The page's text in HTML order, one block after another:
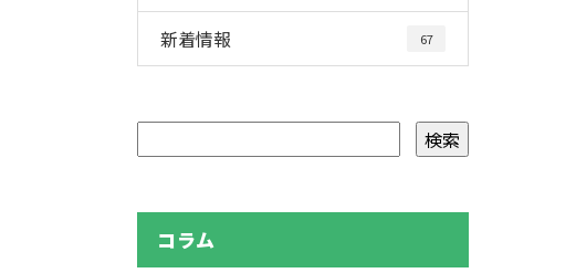
新着情報 67
コラム